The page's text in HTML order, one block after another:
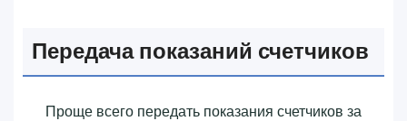
Передача показаний счетчиков
Проще всего передать показания счетчиков за